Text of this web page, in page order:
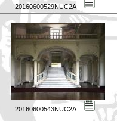
20160600529NUC2A
20160600543NUC2A